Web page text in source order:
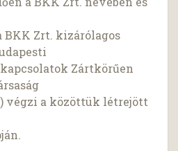
Zrt. kizárólagos
Zártkörűen
végzi a közöttük létrejött